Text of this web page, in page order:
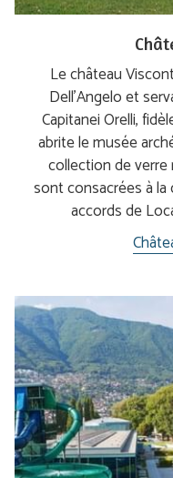
Le château
Dell’Angelo et
Capitanei Orelli,
abrite le musée
collection de
sont consacrées à la
accords de